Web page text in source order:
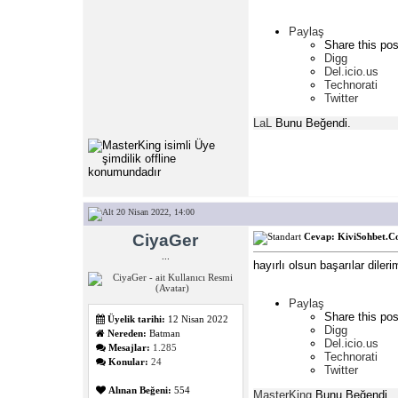
Paylaş
Share this
Digg
Del.icio.us
Technorati
Twitter
LaLBunu Beğendi.
20 Nisan 2022, 14:00
CiyaGer
Üyelik tarihi: 12 Nisan 2022
Nereden: Batman
Mesajlar: 1.285
Konular: 24
Alınan Beğeni: 554
Cevap:
hayırlı olsun başarılar
Paylaş
Share this
Digg
Del.icio.us
Technorati
Twitter
MasterKingBunu Beğendi.